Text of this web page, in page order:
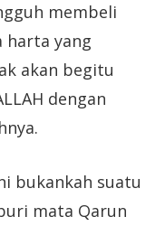
membeli
harta yang
akan begitu
dengan
bukankah suatu
mata Qarun